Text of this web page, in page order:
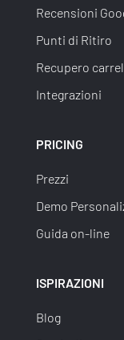
Recensioni
Punti di Ritiro
Recupero
Integrazioni
PRICING
Prezzi
Demo
Guida on-line
ISPIRAZIONI
Blog